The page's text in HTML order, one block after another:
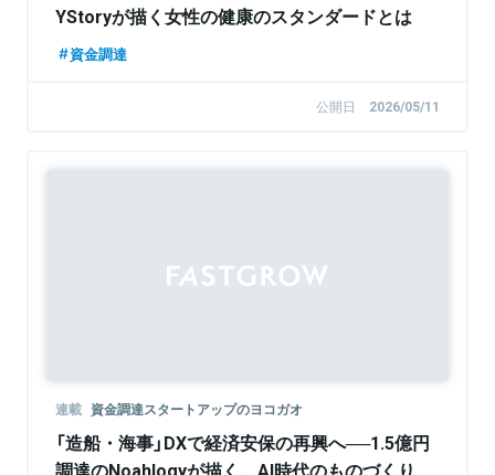
YStoryが描く女性の健康のスタンダードとは
資金調達
公開日 2026/05/11
連載 資金調達スタートアップのヨコガオ
「造船・海事」DXで経済安保の再興へ──1.5億円